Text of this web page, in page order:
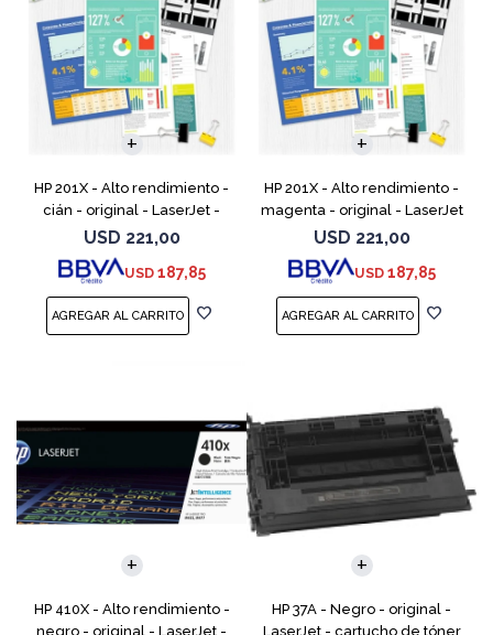
HP 201X - Alto rendimiento -
cián - original - LaserJet -
cartucho de tóner (CF401X) -
para Color LaserJet Pro
M252dn, M252dw, M
USD 221,00
USD 187,85
HP 201X - Alto rendimiento -
magenta - original - LaserJet
- cartucho de tóner (CF403X)
- para Color LaserJet Pro
M252dn, M252dw
USD 221,00
USD 187,85
HP 410X - Alto rendimiento -
negro - original - LaserJet -
HP 37A - Negro - original -
LaserJet - cartucho de tóner